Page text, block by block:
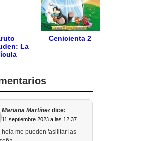
La
Cenicienta 2
Mariana Martínez dice:
11 septiembre 2023 a las 12:37
hola me pueden fasilitar las